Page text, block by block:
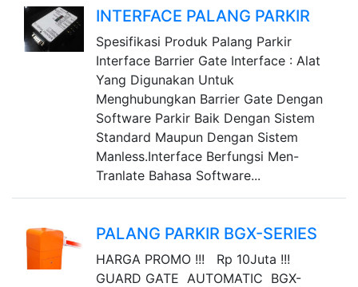
INTERFACE PALANG PARKIR
Spesifikasi Produk Palang Parkir
Interface Barrier Gate Interface : Alat
Yang Digunakan Untuk
Menghubungkan Barrier Gate Dengan
Software Parkir Baik Dengan Sistem
Standard Maupun Dengan Sistem
Manless.Interface Berfungsi Men-
Tranlate Bahasa Software...
PALANG PARKIR BGX-SERIES
HARGA PROMO !!! Rp 10Juta !!!
GUARD GATE AUTOMATIC BGX-